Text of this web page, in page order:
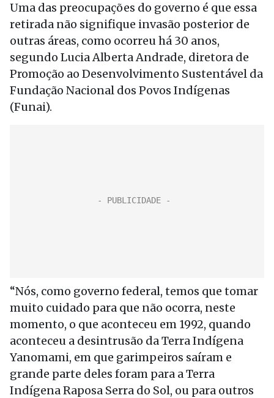
Uma das preocupações do governo é que essa
retirada não signifique invasão posterior de
outras áreas, como ocorreu há 30 anos,
segundo Lucia Alberta Andrade, diretora de
Promoção ao Desenvolvimento Sustentável da
Fundação Nacional dos Povos Indígenas
(Funai).
“Nós, como governo federal, temos que tomar
muito cuidado para que não ocorra, neste
momento, o que aconteceu em 1992, quando
aconteceu a desintrusão da Terra Indígena
Yanomami, em que garimpeiros saíram e
grande parte deles foram para a Terra
Indígena Raposa Serra do Sol, ou para outros